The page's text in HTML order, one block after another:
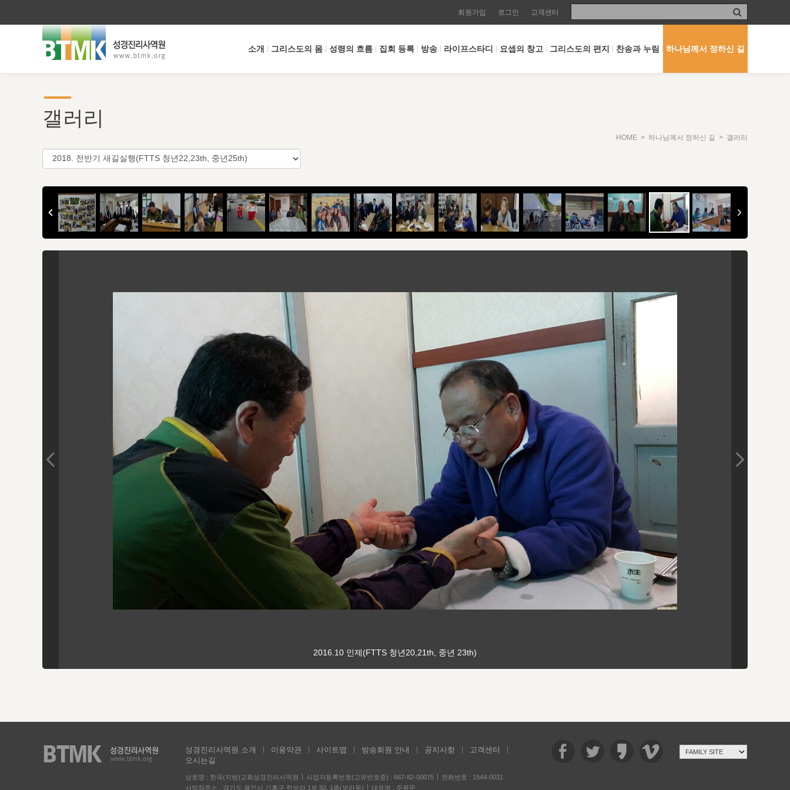
회원가입 로그인 고객센터
소개 그리스도의 몸 성령의 흐름 집회 등록 방송 라이프스타디 요셉의 창고 그리스도의 편지 찬송과 누림 하나님께서 정하신 길
갤러리
HOME > 하나님께서 정하신 길 > 갤러리
2016.10 인제(FTTS 청년20,21th, 중년 23th)
성경진리사역원 소개 이용약관 사이트맵 방송회원 안내 공지사항
고객센터
오시는길
상호명 : 한국(지방)교회성경진리사역원 사업자등록번호(고유번호증) : 667-82-00075
전화번호 : 1544-0031
사업장주소 : 경기도 용인시 기흥구 한보라 1로 50, 1층(보라동)
대표명 : 주평문